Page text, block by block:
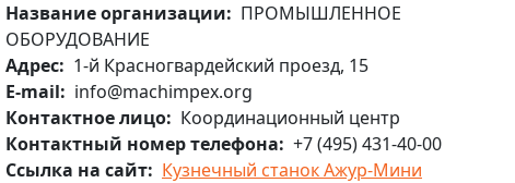
Название организации
ПРОМЫШЛЕННОЕ
ОБОРУДОВАНИЕ
Aдрес
1-й Красногвардейский проезд, 15
E-mail
info@machimpex.org
Контактное лицо
Координационный центр
Контактный номер телефона
+7 (495) 431-40-00
Ссылка на сайт
Кузнечный станок Ажур-Мини